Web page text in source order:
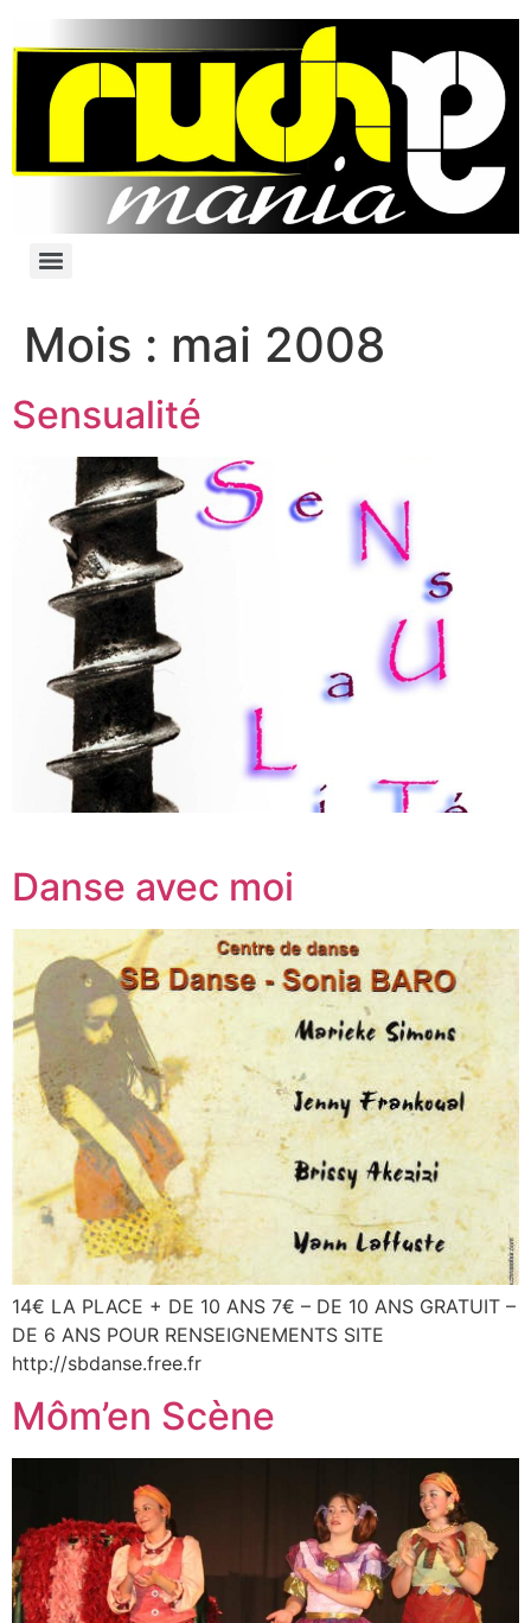
Mois : mai 2008
Sensualité
Danse avec moi
14€ LA PLACE + DE 10 ANS 7€ – DE 10 ANS GRATUIT –
DE 6 ANS POUR RENSEIGNEMENTS SITE
http://sbdanse.free.fr
Môm’en Scène